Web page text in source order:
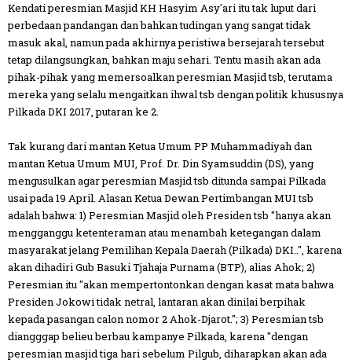
Kendati peresmian Masjid KH Hasyim Asy'ari itu tak luput dari
perbedaan pandangan dan bahkan tudingan yang sangat tidak
masuk akal, namun pada akhirnya peristiwa bersejarah tersebut
tetap dilangsungkan, bahkan maju sehari. Tentu masih akan ada
pihak-pihak yang memersoalkan peresmian Masjid tsb, terutama
mereka yang selalu mengaitkan ihwal tsb dengan politik khususnya
Pilkada DKI 2017, putaran ke 2.
Tak kurang dari mantan Ketua Umum PP Muhammadiyah dan
mantan Ketua Umum MUI, Prof. Dr. Din Syamsuddin (DS), yang
mengusulkan agar peresmian Masjid tsb ditunda sampai Pilkada
usai pada 19 April. Alasan Ketua Dewan Pertimbangan MUI tsb
adalah bahwa: 1) Peresmian Masjid oleh Presiden tsb "hanya akan
mengganggu ketenteraman atau menambah ketegangan dalam
masyarakat jelang Pemilihan Kepala Daerah (Pilkada) DKI..", karena
akan dihadiri Gub Basuki Tjahaja Purnama (BTP), alias Ahok; 2)
Peresmian itu "akan mempertontonkan dengan kasat mata bahwa
Presiden Jokowi tidak netral, lantaran akan dinilai berpihak
kepada pasangan calon nomor 2 Ahok-Djarot."; 3) Peresmian tsb
diangggap belieu berbau kampanye Pilkada, karena "dengan
peresmian masjid tiga hari sebelum Pilgub, diharapkan akan ada